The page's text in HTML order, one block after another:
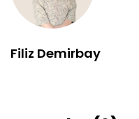
Filiz Demirbay